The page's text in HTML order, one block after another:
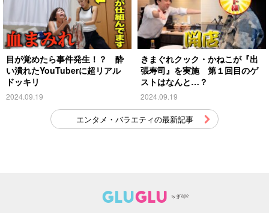
目が覚めたら事件発生！？ 酔
い潰れたYouTuberに超リアル
ドッキリ
2024.09.19
きまぐれクック・かねこが『出
張寿司』を実施 第１回目のゲ
ストはなんと…？
2024.09.19
エンタメ・バラエティの最新記事